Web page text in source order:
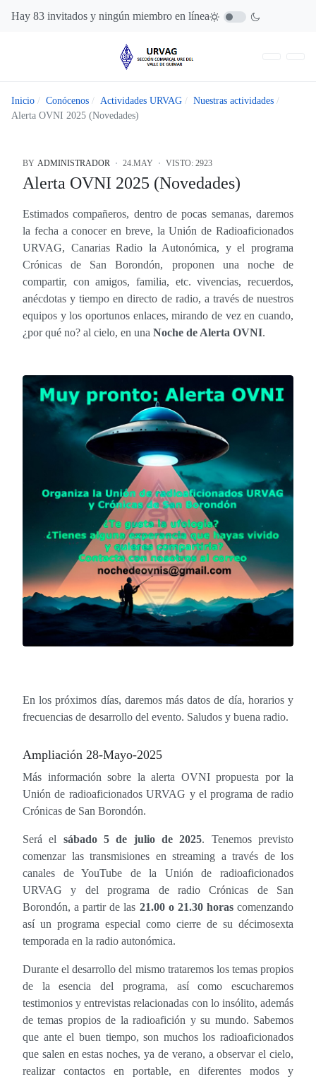
Hay 83 invitados y ningún miembro en línea
Inicio Conócenos Actividades URVAG
Nuestras actividades
Alerta OVNI 2025 (Novedades)
BY ADMINISTRADOR 24.MAY VISTO: 2923
Alerta OVNI 2025 (Novedades)
Estimados compañeros, dentro de pocas semanas, daremos
la fecha a conocer en breve, la Unión de Radioaficionados
URVAG, Canarias Radio la Autonómica, y el programa
Crónicas de San Borondón, proponen una noche de
compartir, con amigos, familia, etc. vivencias, recuerdos,
anécdotas y tiempo en directo de radio, a través de nuestros
equipos y los oportunos enlaces, mirando de vez en cuando,
¿por qué no? al cielo, en una Noche de Alerta OVNI.
En los próximos días, daremos más datos de día, horarios y
frecuencias de desarrollo del evento. Saludos y buena radio.
Ampliación 28-Mayo-2025
Más información sobre la alerta OVNI propuesta por la
Unión de radioaficionados URVAG y el programa de radio
Crónicas de San Borondón.
Será el sábado 5 de julio de 2025. Tenemos previsto
comenzar las transmisiones en streaming a través de los
canales de YouTube de la Unión de radioaficionados
URVAG y del programa de radio Crónicas de San
Borondón, a partir de las 21.00 o 21.30 horascomenzando
así un programa especial como cierre de su décimosexta
temporada en la radio autonómica.
Durante el desarrollo del mismo trataremos los temas propios
de la esencia del programa, así como escucharemos
testimonios y entrevistas relacionadas con lo insólito, además
de temas propios de la radioafición y su mundo. Sabemos
que ante el buen tiempo, son muchos los radioaficionados
que salen en estas noches, ya de verano, a observar el cielo,
realizar contactos en portable, en diferentes modos y